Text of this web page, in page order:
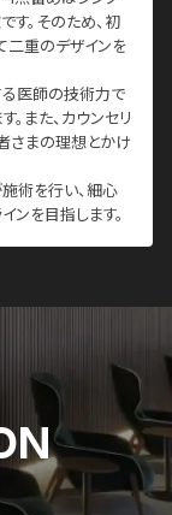
。そのため、初
二重のデザインを
る医師の技術力で
また、カウンセリ
さまの理想とかけ
術を行い、細心
を目指します。